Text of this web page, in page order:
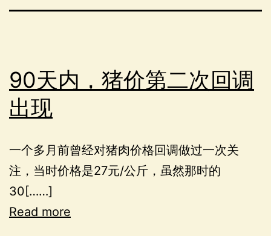
90天内，猪价第二次回调
出现
一个多月前曾经对猪肉价格回调做过一次关
注，当时价格是27元/公斤，虽然那时的
30[……]
Read more